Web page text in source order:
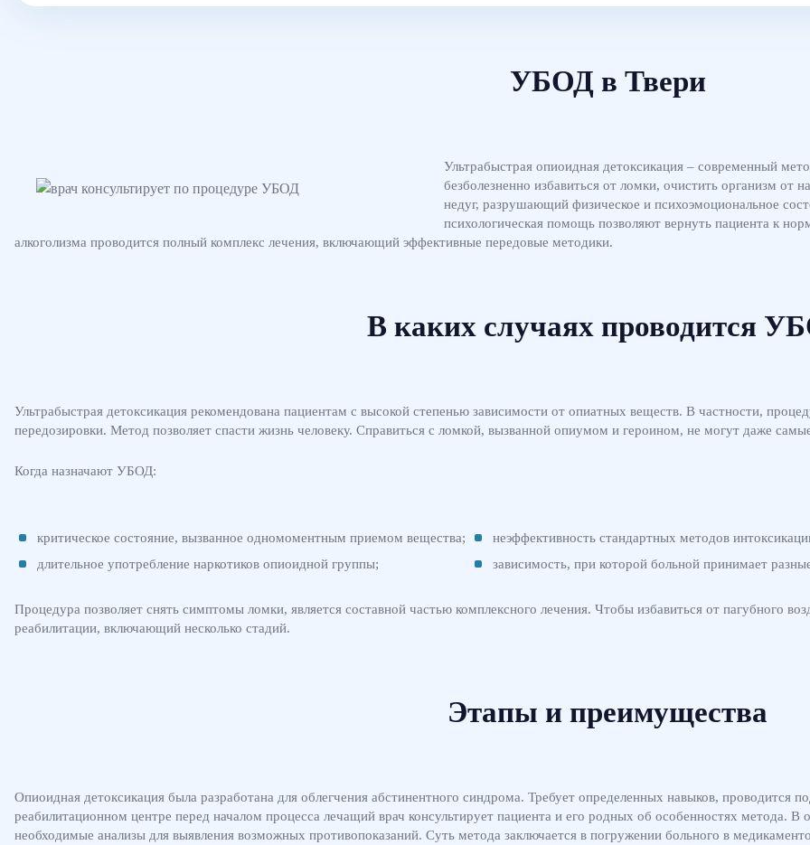
УБОД в Твери
Ультрабыстрая опиоидная детоксикация – современный
безболезненно избавиться от ломки, очистить организм от
недуг, разрушающий физическое и психоэмоциональное
психологическая помощь позволяют вернуть пациента к
алкоголизма проводится полный комплекс лечения, включающий эффективные передовые методики.
В каких случаях проводится
Ультрабыстрая детоксикация рекомендована пациентам с высокой степенью зависимости от опиатных веществ. В частности,
передозировки. Метод позволяет спасти жизнь человеку. Справиться с ломкой, вызванной опиумом и героином, не могут даже
Когда назначают УБОД:
критическое состояние, вызванное одномоментным приемом вещества;
длительное употребление наркотиков опиоидной группы;
неэффективность стандартных методов
зависимость, при которой больной принимает
Процедура позволяет снять симптомы ломки, является составной частью комплексного лечения. Чтобы избавиться от пагубного
реабилитации, включающий несколько стадий.
Этапы и преимущества
Опиоидная детоксикация была разработана для облегчения абстинентного синдрома. Требует определенных навыков, проводится
реабилитационном центре перед началом процесса лечащий врач консультирует пациента и его родных об особенностях метода. В
необходимые анализы для выявления возможных противопоказаний. Суть метода заключается в погружении больного в